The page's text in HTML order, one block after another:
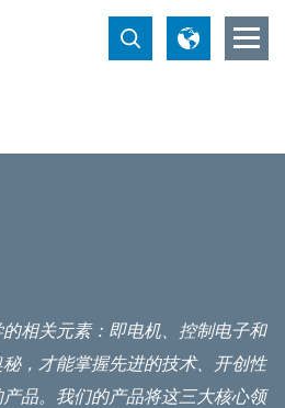
相关元素：即电机、控制电子和
，才能掌握先进的技术、开创性
品。我们的产品将这三大核心领